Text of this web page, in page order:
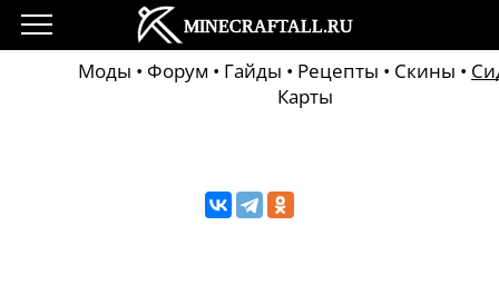
Моды • Форум • Гайды • Рецепты • Скины •
Карты